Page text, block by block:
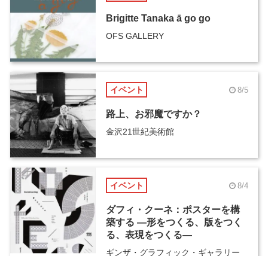
Brigitte Tanaka ā go go
OFS GALLERY
イベント 8/5
路上、お邪魔ですか？
金沢21世紀美術館
イベント 8/4
ダフィ・クーネ：ポスターを構
築する ―形をつくる、版をつく
る、表現をつくる―
ギンザ・グラフィック・ギャラリー